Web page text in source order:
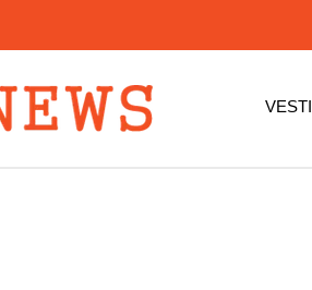
VESTI